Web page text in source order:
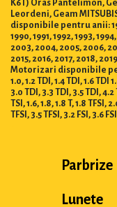
Leordeni, Geam
disponibile pentru anii:
1990, 1991, 1992, 1993,
2003, 2004, 2005, 2006,
2015, 2016, 2017, 2018,
Motorizari disponibile
1.0, 1.2 TDI, 1.4 TDI, 1.6 TDI
3.0 TDI, 3.3 TDI, 3.5 TDI, 4.2
TSI, 1.6, 1.8, 1.8 T, 1.8 TFSI,
TFSI, 3.5 TFSI, 3.2 FSI, 3.6
Parbrize
Lunete